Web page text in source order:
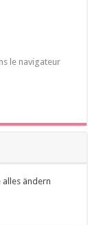
le navigateur
alles ändern